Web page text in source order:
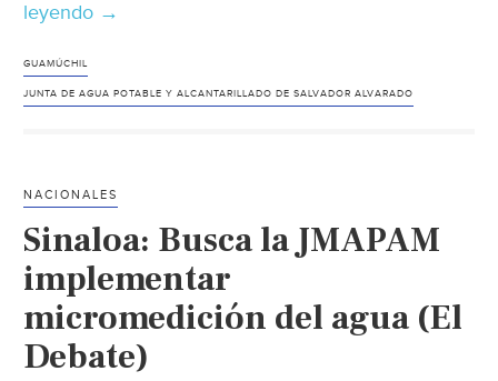
leyendo Sinaloa:
estiaje
planta
potabilizadora
→
GUAMÚCHIL
JUNTA DE AGUA POTABLE Y ALCANTARILLADO DE SALVADOR ALVARADO
NACIONALES
Sinaloa: Busca la JMAPAM
implementar
micromedición del agua (El
Debate)